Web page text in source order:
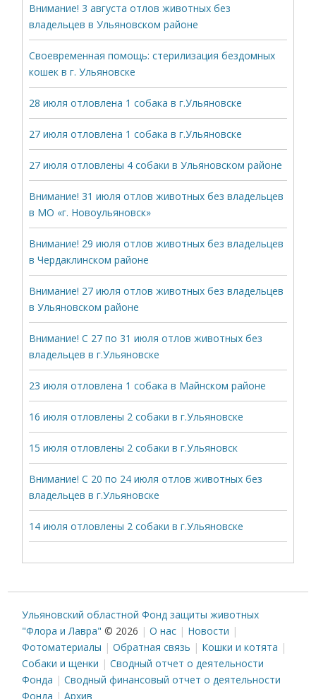
Внимание! 3 августа отлов животных без
владельцев в Ульяновском районе
Своевременная помощь: стерилизация бездомных
кошек в г. Ульяновске
28 июля отловлена 1 собака в г.Ульяновске
27 июля отловлена 1 собака в г.Ульяновске
27 июля отловлены 4 собаки в Ульяновском районе
Внимание! 31 июля отлов животных без владельцев
в МО «г. Новоульяновск»
Внимание! 29 июля отлов животных без владельцев
в Чердаклинском районе
Внимание! 27 июля отлов животных без владельцев
в Ульяновском районе
Внимание! С 27 по 31 июля отлов животных без
владельцев в г.Ульяновске
23 июля отловлена 1 собака в Майнском районе
16 июля отловлены 2 собаки в г.Ульяновске
15 июля отловлены 2 собаки в г.Ульяновск
Внимание! С 20 по 24 июля отлов животных без
владельцев в г.Ульяновске
14 июля отловлены 2 собаки в г.Ульяновске
Ульяновский областной Фонд защиты животных
"Флора и Лавра" © 2026 О нас
Новости
Фотоматериалы
Обратная связь
Кошки и котята
Собаки и щенки
Сводный отчет о деятельности
Фонда
Сводный финансовый отчет о деятельности
Фонда
Архив